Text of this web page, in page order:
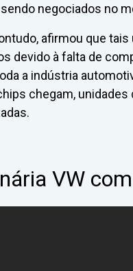
negociados no
afirmou que
devido à falta de
a indústria
chegam, unidades
VW